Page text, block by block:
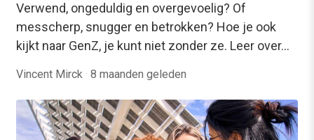
Verwend, ongeduldig en overgevoelig? Of
messcherp, snugger en betrokken? Hoe je ook
kijkt naar GenZ, je kunt niet zonder ze. Leer over…
Vincent Mirck · 8 maanden geleden